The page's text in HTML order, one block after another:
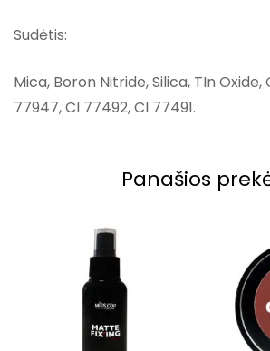
Sudėtis:
Mica, Boron Nitride, Silica, TIn Oxide,
77947, CI 77492, CI 77491.
Panašios